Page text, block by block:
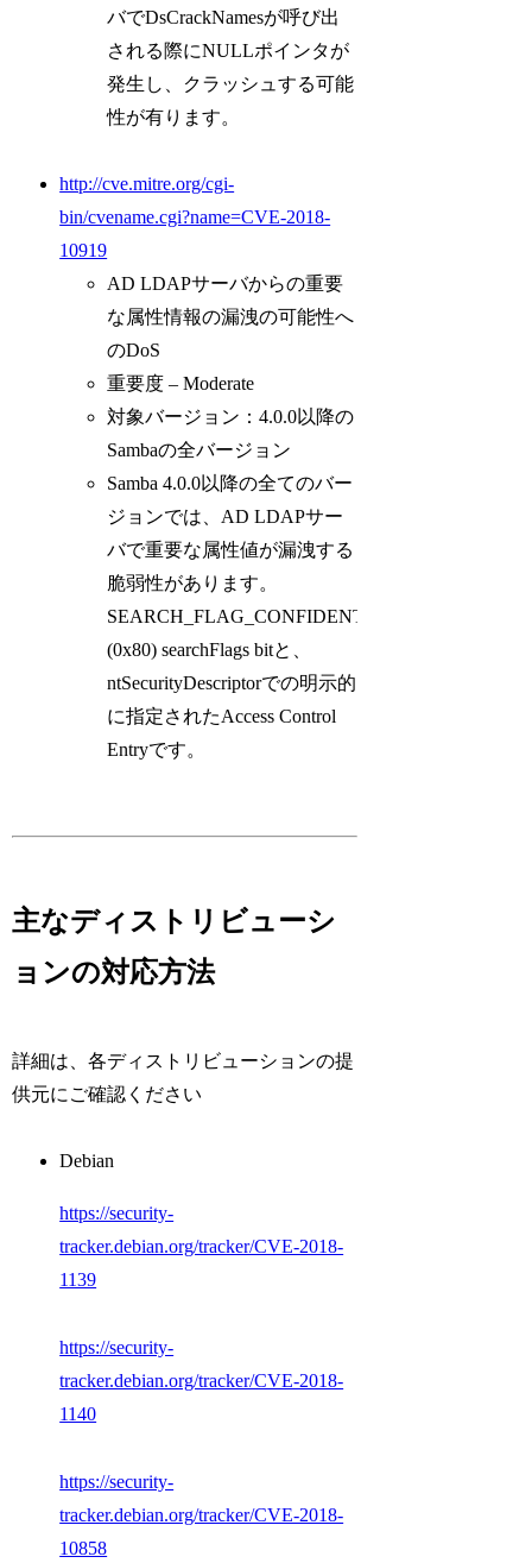
バでDsCrackNamesが呼び出
される際にNULLポインタが
発生し、クラッシュする可能
性が有ります。
http://cve.mitre.org/cgi-
bin/cvename.cgi?name=CVE-2018-
10919
AD LDAPサーバからの重要
な属性情報の漏洩の可能性へ
のDoS
重要度 – Moderate
対象バージョン：4.0.0以降の
Sambaの全バージョン
Samba 4.0.0以降の全てのバー
ジョンでは、AD LDAPサー
バで重要な属性値が漏洩する
脆弱性があります。
SEARCH_FLAG_CONFIDENTIAL
(0x80) searchFlags bitと、
ntSecurityDescriptorでの明示的
に指定されたAccess Control
Entryです。
主なディストリビューシ
ョンの対応方法
詳細は、各ディストリビューションの提
供元にご確認ください
Debian
https://security-
tracker.debian.org/tracker/CVE-2018-
1139
https://security-
tracker.debian.org/tracker/CVE-2018-
1140
https://security-
tracker.debian.org/tracker/CVE-2018-
10858